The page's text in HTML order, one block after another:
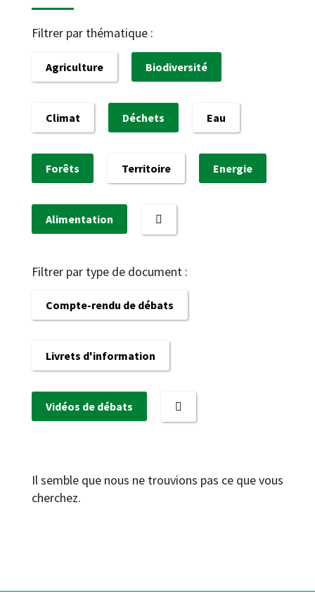
Filtrer par thématique :
Agriculture Biodiversité
Climat Déchets Eau
Forêts Territoire Energie
Alimentation
Filtrer par type de document :
Compte-rendu de débats
Livrets d'information
Vidéos de débats
Il semble que nous ne trouvions pas ce que vous
cherchez.